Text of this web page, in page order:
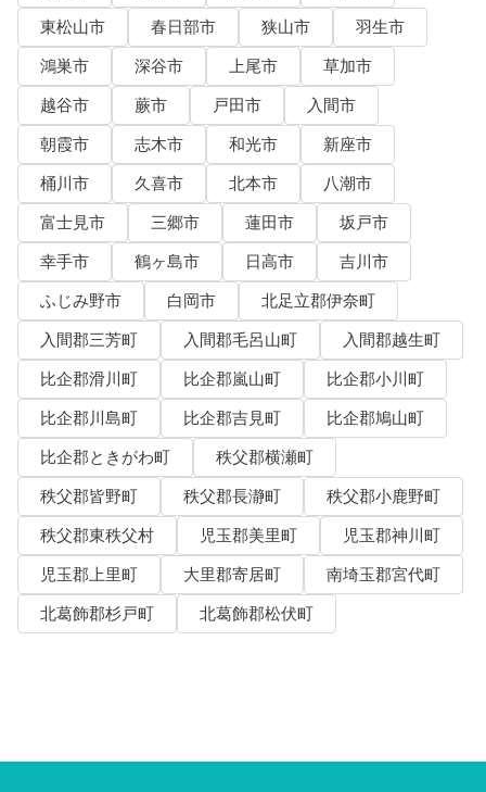
東松山市
春日部市 狭山市
羽生市
鴻巣市
深谷市 上尾市
草加市
越谷市
蕨市 戸田市
入間市
朝霞市
志木市 和光市
新座市
桶川市
久喜市 北本市
八潮市
富士見市
三郷市 蓮田市
坂戸市
幸手市
鶴ヶ島市 日高市
吉川市
ふじみ野市
白岡市
北足立郡伊奈町
入間郡三芳町
入間郡毛呂山町
入間郡越生町
比企郡滑川町
比企郡嵐山町
比企郡小川町
比企郡川島町
比企郡吉見町
比企郡鳩山町
比企郡ときがわ町
秩父郡横瀬町
秩父郡皆野町
秩父郡長瀞町
秩父郡小鹿野町
秩父郡東秩父村
児玉郡美里町
児玉郡神川町
児玉郡上里町
大里郡寄居町
南埼玉郡宮代町
北葛飾郡杉戸町
北葛飾郡松伏町